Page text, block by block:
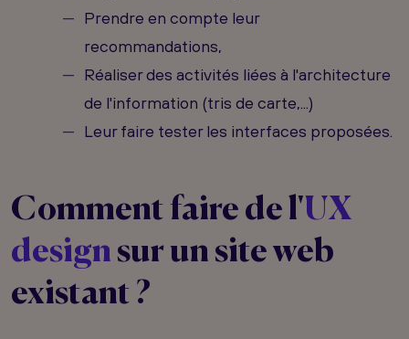
Prendre en compte leur
recommandations,
Réaliser des activités liées à l'architecture
de l'information (tris de carte,...)
Leur faire tester les interfaces proposées.
Comment faire de l'UX
design sur un site web
existant ?